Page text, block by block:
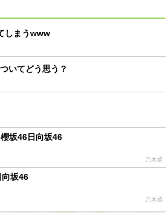
livedoor 相互RSS
しまうwww
いてどう思う？
坂46日向坂46
乃木通
坂46
乃木通